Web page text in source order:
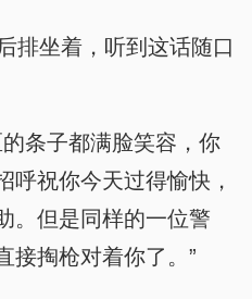
排坐着，听到这话随口
条子都满脸笑容，你
呼祝你今天过得愉快，
。但是同样的一位警
接掏枪对着你了。”